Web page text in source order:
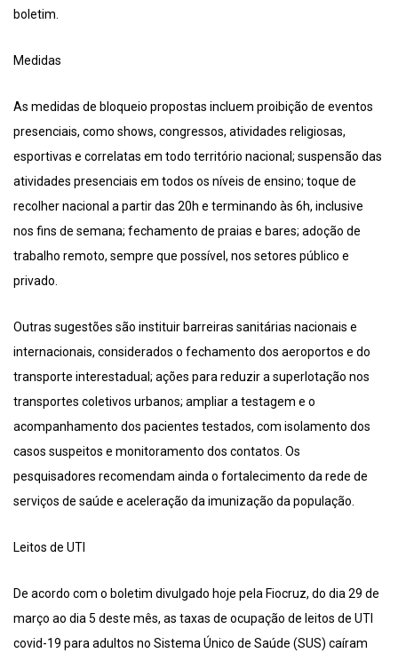
boletim.
Medidas
As medidas de bloqueio propostas incluem proibição de eventos
presenciais, como shows, congressos, atividades religiosas,
esportivas e correlatas em todo território nacional; suspensão das
atividades presenciais em todos os níveis de ensino; toque de
recolher nacional a partir das 20h e terminando às 6h, inclusive
nos fins de semana; fechamento de praias e bares; adoção de
trabalho remoto, sempre que possível, nos setores público e
privado.
Outras sugestões são instituir barreiras sanitárias nacionais e
internacionais, considerados o fechamento dos aeroportos e do
transporte interestadual; ações para reduzir a superlotação nos
transportes coletivos urbanos; ampliar a testagem e o
acompanhamento dos pacientes testados, com isolamento dos
casos suspeitos e monitoramento dos contatos. Os
pesquisadores recomendam ainda o fortalecimento da rede de
serviços de saúde e aceleração da imunização da população.
Leitos de UTI
De acordo com o boletim divulgado hoje pela Fiocruz, do dia 29 de
março ao dia 5 deste mês, as taxas de ocupação de leitos de UTI
covid-19 para adultos no Sistema Único de Saúde (SUS) caíram